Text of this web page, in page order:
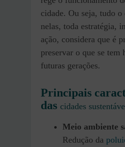
cidade. Ou seja, tudo o
nelas, toda estratégia,
ação, considera que é
preservar o que se tem
futuras gerações.
Principais
das cidades
Meio ambiente
Redução da